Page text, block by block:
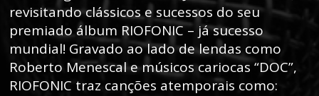
revisitando clássicos e sucessos do seu
premiado álbum RIOFONIC – já sucesso
mundial! Gravado ao lado de lendas como
Roberto Menescal e músicos cariocas “DOC”,
RIOFONIC traz canções atemporais como: